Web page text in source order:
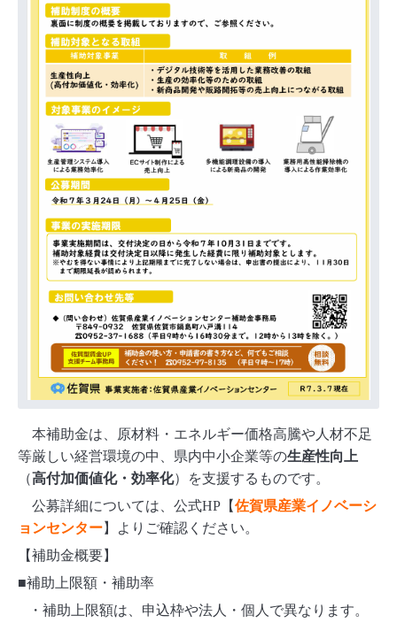
本補助金は、原材料・エネルギー価格高騰や人材不足
等厳しい経営環境の中、県内中小企業等の生産性向上
（高付加価値化・効率化）を支援するものです。
公募詳細については、公式HP【佐賀県産業イノベーシ
ョンセンター】よりご確認ください。
【補助金概要】
■補助上限額・補助率
・補助上限額は、申込枠や法人・個人で異なります。